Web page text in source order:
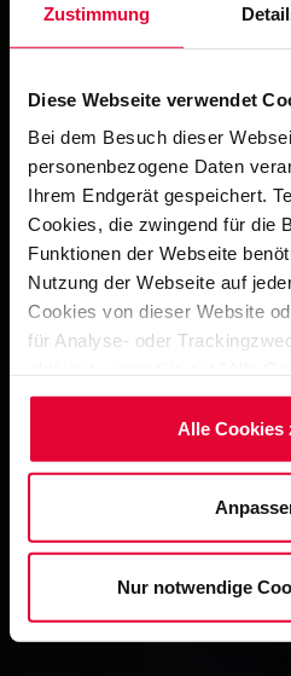
Zustimmung
Diese Webseite verwendet
Bei dem Besuch dieser
personenbezogene Daten
Ihrem Endgerät gespeichert.
Cookies, die zwingend für die
Funktionen der Webseite
Nutzung der Webseite auf
Cookies von dieser Website
für Analyse- oder
Möchten Sie dies nicht,
notwendige Cookies
(einschließlich der
Cookie-Hinweis
bzw. der
Alle Cookies
Nur notwendige